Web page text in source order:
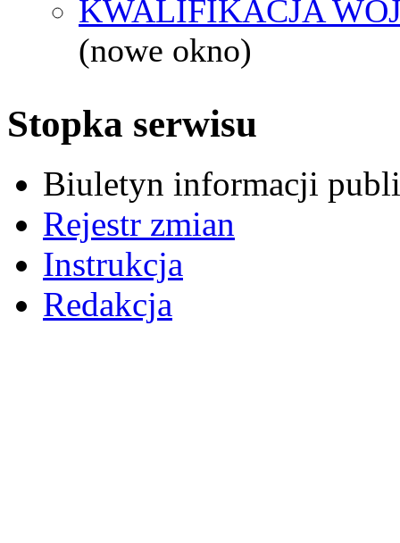
KWALIFIKACJA
(nowe okno)
Stopka serwisu
Biuletyn informacji
Rejestr zmian
Instrukcja
Redakcja